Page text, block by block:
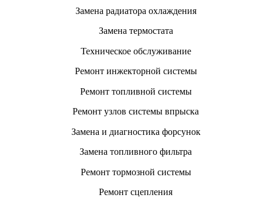
Замена радиатора охлаждения
Замена термостата
Техническое обслуживание
Ремонт инжекторной системы
Ремонт топливной системы
Ремонт узлов системы впрыска
Замена и диагностика форсунок
Замена топливного фильтра
Ремонт тормозной системы
Ремонт сцепления